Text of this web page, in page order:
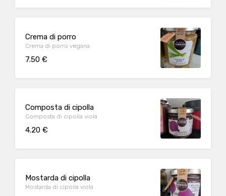
Crema di porro
Crema di porro vegana
7.50 €
Composta di cipolla
Composta di cipolla viola
4.20 €
Mostarda di cipolla
Mostarda di cipolla viola